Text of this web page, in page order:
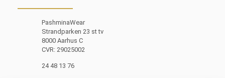
PashminaWear
Strandparken 23 st tv
8000 Aarhus C
CVR: 29025002
24 48 13 76